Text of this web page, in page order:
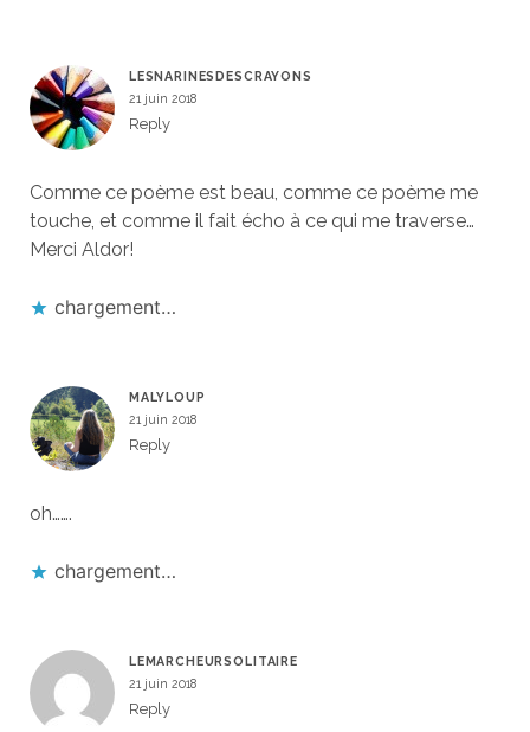
LESNARINESDESCRAYONS
21 juin 2018
Reply
Comme ce poème est beau, comme ce poème me
touche, et comme il fait écho à ce qui me traverse…
Merci Aldor!
chargement…
MALYLOUP
21 juin 2018
Reply
oh…….
chargement…
LEMARCHEURSOLITAIRE
21 juin 2018
Reply